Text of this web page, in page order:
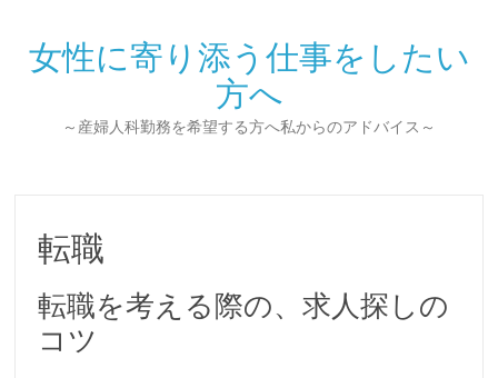
女性に寄り添う仕事をしたい
方へ
～産婦人科勤務を希望する方へ私からのアドバイス～
転職
転職を考える際の、求人探しの
コツ